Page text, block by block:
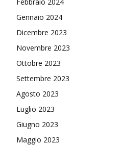
Gennaio 2024
Dicembre 2023
Novembre 2023
Ottobre 2023
Settembre 2023
Agosto 2023
Luglio 2023
Giugno 2023
Maggio 2023